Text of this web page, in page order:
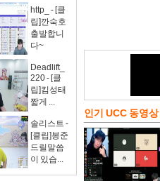
http_ - [클
립]깐숙호
출발합니
다~
Deadlift_
220 - [클
립]킴성태
짧게 ...
솔리스트 -
[클립]봉준
드릴말씀
이 있습...
인기 UCC 동영상